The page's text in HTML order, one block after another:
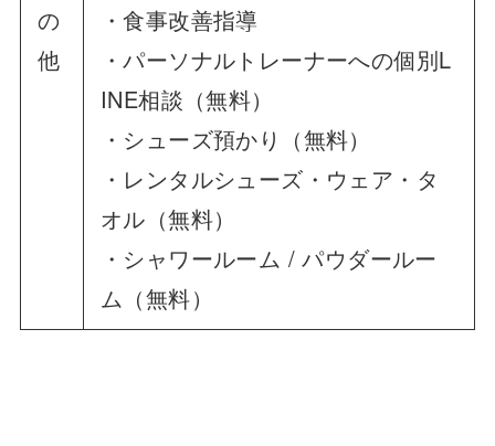
の
他
・食事改善指導
・パーソナルトレーナーへの個別L
INE相談（無料）
・シューズ預かり（無料）
・レンタルシューズ・ウェア・タ
オル（無料）
・シャワールーム / パウダールー
ム（無料）